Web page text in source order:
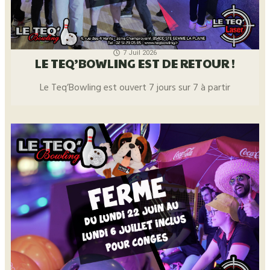
7 Juil 2026
LE TEQ’BOWLING EST DE RETOUR !
Le Teq’Bowling est ouvert 7 jours sur 7 à partir